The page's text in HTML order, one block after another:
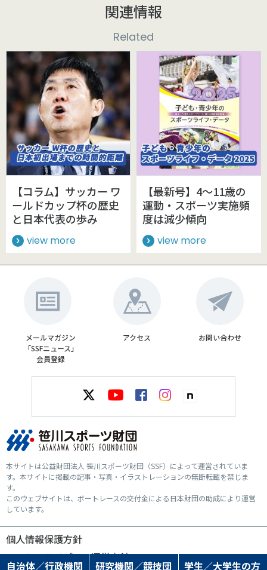
自治体／行政機関 研究機関／競技団 学生／大学生の方
関連情報
Related
【コラム】サッカー ワ
ールドカップ杯の歴史
と日本代表の歩み
view more
【最新号】4～11歳の
運動・スポーツ実施頻
度は減少傾向
view more
メールマガジン
「SSFニュース」
会員登録
アクセス お問い合わせ
本サイトは公益財団法人 笹川スポーツ財団（SSF）によって運営されていま
す。本サイトに掲載の記事・写真・イラストレーションの無断転載を禁じま
す。
このウェブサイトは、ボートレースの交付金による日本財団の助成により運営
しています。
個人情報保護方針
ソーシャルメディア運営方針